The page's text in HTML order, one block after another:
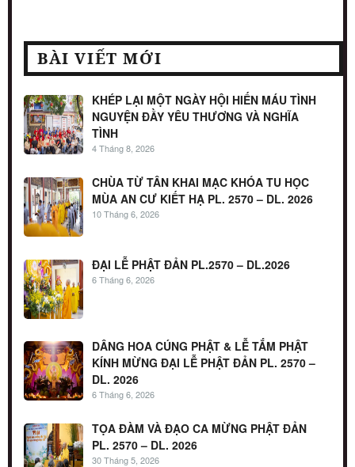
BÀI VIẾT MỚI
KHÉP LẠI MỘT NGÀY HỘI HIẾN MÁU TÌNH
NGUYỆN ĐẦY YÊU THƯƠNG VÀ NGHĨA
TÌNH
4 Tháng 8, 2026
CHÙA TỪ TÂN KHAI MẠC KHÓA TU HỌC
MÙA AN CƯ KIẾT HẠ PL. 2570 – DL. 2026
10 Tháng 6, 2026
ĐẠI LỄ PHẬT ĐẢN PL.2570 – DL.2026
6 Tháng 6, 2026
DÂNG HOA CÚNG PHẬT & LỄ TẮM PHẬT
KÍNH MỪNG ĐẠI LỄ PHẬT ĐẢN PL. 2570 –
DL. 2026
6 Tháng 6, 2026
TỌA ĐÀM VÀ ĐẠO CA MỪNG PHẬT ĐẢN
PL. 2570 – DL. 2026
30 Tháng 5, 2026